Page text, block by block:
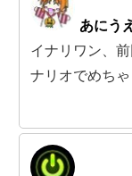
あにうえ
イナリワン、
ナリオでめち